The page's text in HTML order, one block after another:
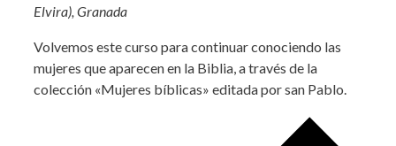
Elvira), Granada
Volvemos este curso para continuar conociendo las
mujeres que aparecen en la Biblia, a través de la
colección «Mujeres bíblicas» editada por san Pablo.